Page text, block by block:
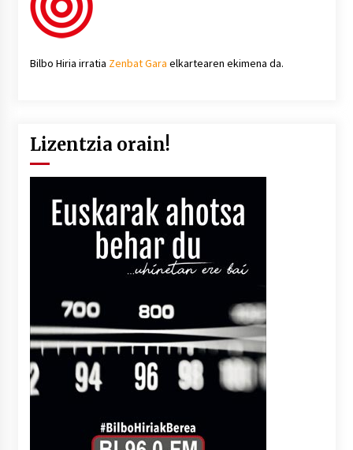
Bilbo Hiria irratia Zenbat Gara elkartearen ekimena da.
Lizentzia orain!